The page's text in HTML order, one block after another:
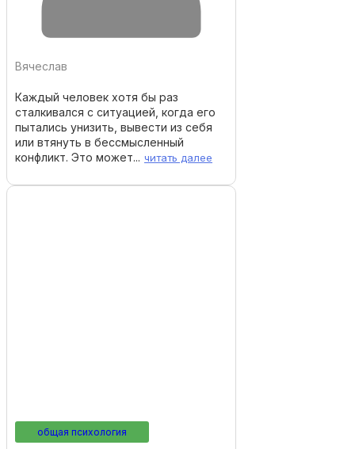
Вячеслав
Каждый человек хотя бы раз
сталкивался с ситуацией, когда его
пытались унизить, вывести из себя
или втянуть в бессмысленный
конфликт. Это может... читать далее
общая психология